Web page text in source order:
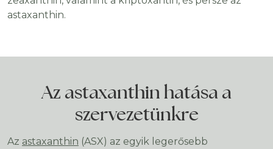
astaxanthin.
Az astaxanthin hatása a
szervezetünkre
Az astaxanthin (ASX) az egyik legerősebb